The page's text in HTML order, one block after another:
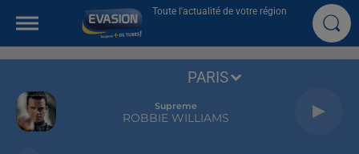
Toute l'actualité de votre région
Supreme
ROBBIE WILLIAMS
PARIS